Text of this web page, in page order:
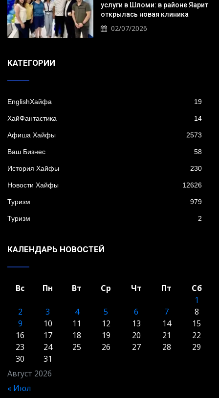
услуги в Шломи: в районе Яарит
открылась новая клиника
02/07/2026
KАТЕГОРИИ
EnglishХайфа 19
XайФантастика 14
Афиша Хайфы 2573
Ваш Бизнес 58
История Хайфы 230
Новости Хайфы 12626
Туризм 979
Туризм 2
КАЛЕНДАРЬ НОВОСТЕЙ
Август 2026
Вс Пн Вт Ср Чт Пт
Сб
1
2
3 4 5 6 7
8
9
10 11 12 13 14
15
16
17 18 19 20 21
22
23
24 25 26 27 28
29
30
31
« Июл